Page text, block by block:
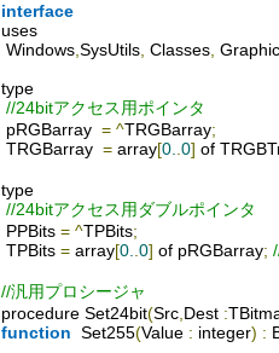
interface
uses
Windows SysUtils Classes
type
//24bitアクセス用ポインタ
pRGBarray = ^TRGBarray;
TRGBarray = array[0. 0] of
type
//24bitアクセス用ダブルポインタ
PPBits = ^TPBits;
TPBits = array[0. 0] of pRGBarray;
//汎用プロシージャ
procedure Set24bit(Src Dest :
function Set255(Value : integer) :